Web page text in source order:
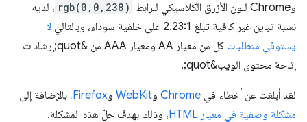
وChrome للون الأزرق الكلاسيكي للرابط
rgb(0,0,238) ، لديه
نسبة تباين غير كافية تبلغ 2.23:1 على خلفية سوداء، وبالتالي
لا
يستوفي متطلبات
كل من معيار AA ومعيار AAA من &quot;إرشادات
إتاحة محتوى الويب&quot;.
لقد أبلغت عن أخطاء في Chrome وWebKit وFirefox، بالإضافة إلى
مشكلة وصفية في معيار HTML
، وذلك بهدف حلّ هذه المشكلة.